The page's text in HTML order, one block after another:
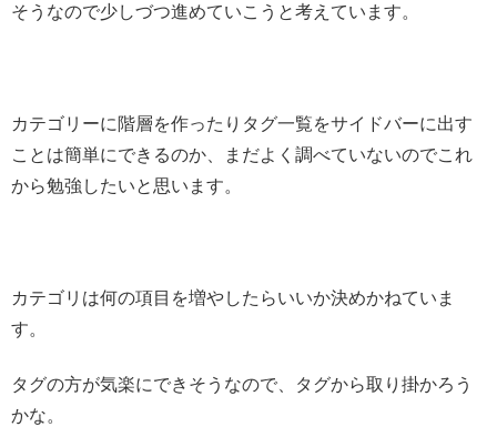
そうなので少しづつ進めていこうと考えています。
カテゴリーに階層を作ったりタグ一覧をサイドバーに出す
ことは簡単にできるのか、まだよく調べていないのでこれ
から勉強したいと思います。
カテゴリは何の項目を増やしたらいいか決めかねていま
す。
タグの方が気楽にできそうなので、タグから取り掛かろう
かな。